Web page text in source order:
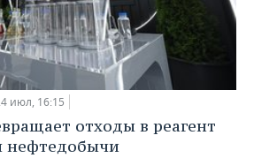
июл, 16:15
отходы в реагент
нефтедобычи